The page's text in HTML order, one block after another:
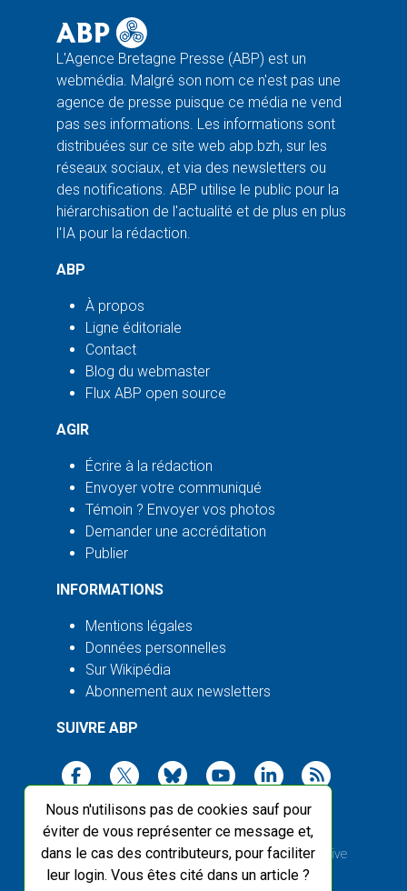
Nous n'utilisons pas de cookies sauf pour
éviter de vous représenter ce message et,
dans le cas des contributeurs, pour faciliter
leur login. Vous êtes cité dans un article ?
L'Agence Bretagne Presse (ABP) est un
webmédia. Malgré son nom ce n'est pas une
agence de presse puisque ce média ne vend
pas ses informations. Les informations sont
distribuées sur ce site web abp.bzh, sur les
réseaux sociaux, et via des newsletters ou
des notifications. ABP utilise le public pour la
hiérarchisation de l'actualité et de plus en plus
l'IA pour la rédaction.
ABP
À propos
Ligne éditoriale
Contact
Blog du webmaster
Flux ABP open source
AGIR
Écrire à la rédaction
Envoyer votre communiqué
Témoin ? Envoyer vos photos
Demander une accréditation
Publier
INFORMATIONS
Mentions légales
Données personnelles
Sur Wikipédia
Abonnement aux newsletters
SUIVRE ABP
2003-2026 ©Agence Bretagne Presse, sauf Creative
Commons